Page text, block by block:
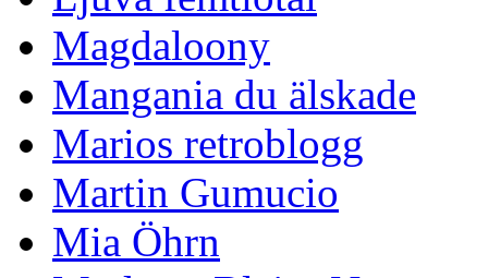
Magdaloony
Mangania du älskade
Marios retroblogg
Martin Gumucio
Mia Öhrn